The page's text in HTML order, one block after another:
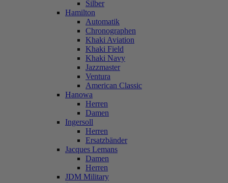
Silber
Hamilton
Automatik
Chronographen
Khaki Aviation
Khaki Field
Khaki Navy
Jazzmaster
Ventura
American Classic
Hanowa
Herren
Damen
Ingersoll
Herren
Ersatzbänder
Jacques Lemans
Damen
Herren
JDM Military